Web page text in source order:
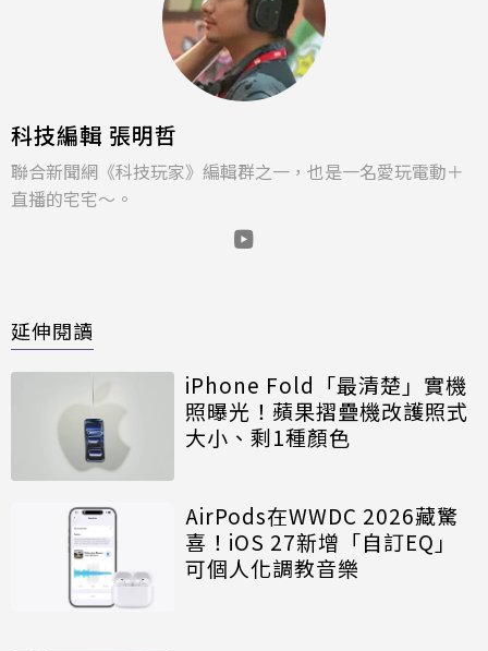
科技編輯 張明哲
聯合新聞網《科技玩家》編輯群之一，也是一名愛玩電動＋
直播的宅宅～。
延伸閱讀
iPhone Fold「最清楚」實機
照曝光！蘋果摺疊機改護照式
大小、剩1種顏色
AirPods在WWDC 2026藏驚
喜！iOS 27新增「自訂EQ」
可個人化調教音樂